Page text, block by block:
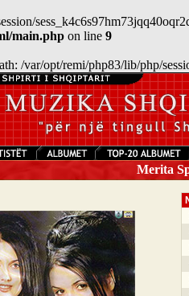
main.php on line 9
/var/opt/remi/php83/lib/php/
Merita